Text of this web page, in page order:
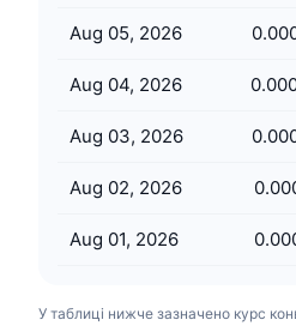
Календар ICO
Календар Подій
Aug 05, 2026
Aug 04, 2026
Aug 03, 2026
Aug 02, 2026
Aug 01, 2026
У таблиці нижче зазначено курс